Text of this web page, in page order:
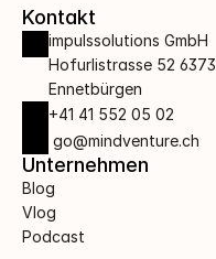
Unternehmen
Blog
Vlog
Podcast
Kontakt
impulssolutions GmbH
Hofurlistrasse 52 6373
Ennetbürgen
+41 41 552 05 02
go@mindventure.ch